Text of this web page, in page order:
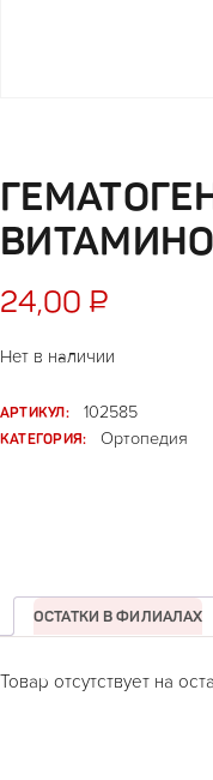
24,00 ₽
Нет в наличии
АРТИКУЛ:
102585
КАТЕГОРИЯ:
Ортопедия
ОСТАТКИ В ФИЛИАЛАХ
Товар отсутствует на